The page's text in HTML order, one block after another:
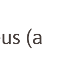
(a